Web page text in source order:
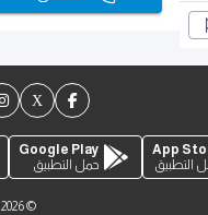
App
التطبيق
Google Play
حمل التطبيق
©
2026